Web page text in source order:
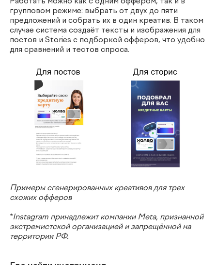
групповом режиме: выбрать от двух до пяти
предложений и собрать их в один креатив. В таком
случае система создаёт тексты и изображения для
постов и Stories с подборкой офферов, что удобно
для сравнений и тестов спроса.
Примеры сгенерированных креативов для трех
схожих офферов
*Instagram принадлежит компании Meta, признанной
экстремистской организацией и запрещённой на
территории РФ.